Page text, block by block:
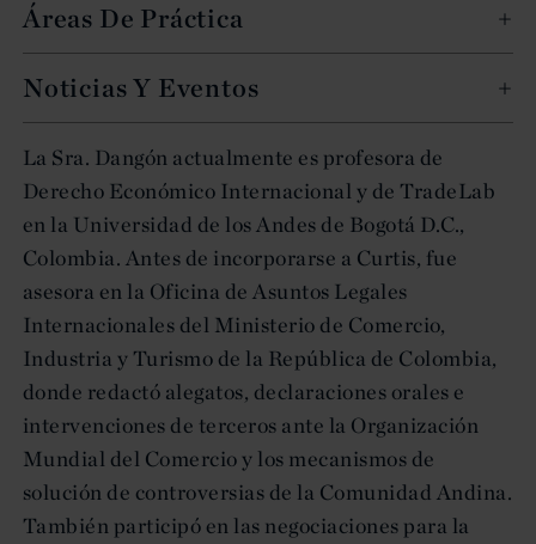
La Sra. Dangón actualmente es profesora de
Derecho Económico Internacional y de TradeLab
en la Universidad de los Andes de Bogotá D.C.,
Colombia. Antes de incorporarse a Curtis, fue
asesora en la Oficina de Asuntos Legales
Internacionales del Ministerio de Comercio,
Industria y Turismo de la República de Colombia,
donde redactó alegatos, declaraciones orales e
intervenciones de terceros ante la Organización
Mundial del Comercio y los mecanismos de
solución de controversias de la Comunidad Andina.
También participó en las negociaciones para la
Áreas De Práctica
Noticias Y Eventos